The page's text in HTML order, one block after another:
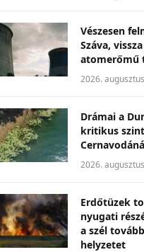
Vészesen
Száva,
atomerőmű
2026.
Drámai a
kritikus
2026.
Erdőtüzek
nyugati
a szél
helyzetet